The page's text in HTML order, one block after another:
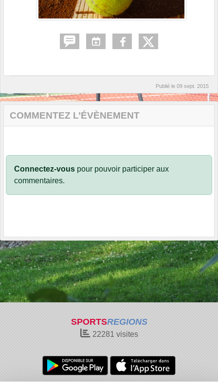
Publié le 09 sept. 2015
COMMENTEZ L’ÉVÈNEMENT
Connectez-vous pour pouvoir participer aux
commentaires.
SPORTSREGIONS
22281 visites